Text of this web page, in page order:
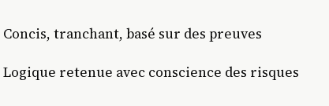
Concis, tranchant, basé sur des preuves
Logique retenue avec conscience des risques